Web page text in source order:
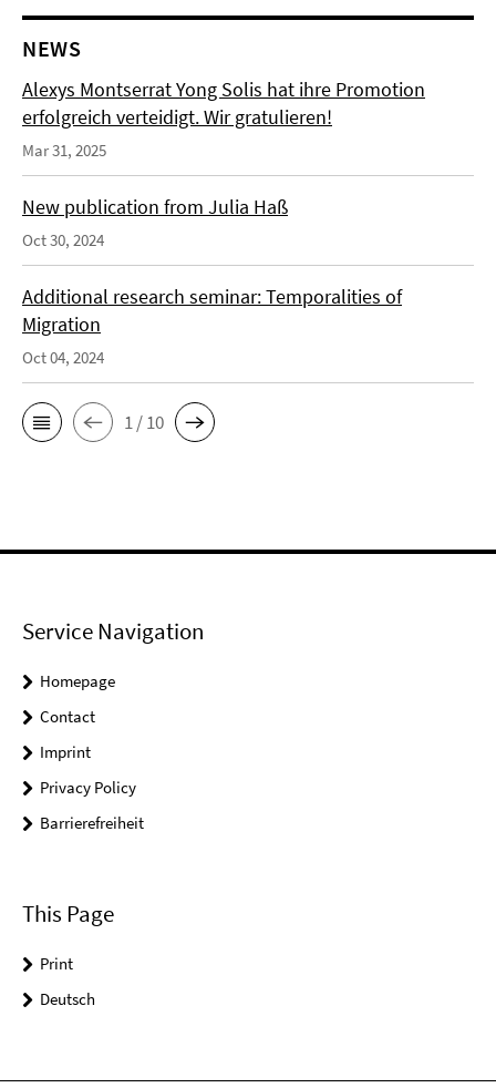
NEWS
Alexys Montserrat Yong Solis hat ihre Promotion
erfolgreich verteidigt. Wir gratulieren!
Mar 31, 2025
New publication from Julia Haß
Oct 30, 2024
Additional research seminar: Temporalities of
Migration
Oct 04, 2024
1 / 10
Service Navigation
Homepage
Contact
Imprint
Privacy Policy
Barrierefreiheit
This Page
Print
Deutsch